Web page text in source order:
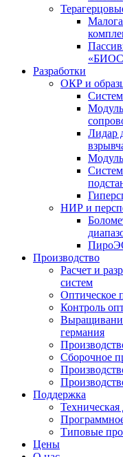
Разработки
ОКР и
Лидар
НИР и
Производство
Расчет и
систем
Оптическое
Контроль
германия
Сборочное
Поддержка
Типовые
Цены